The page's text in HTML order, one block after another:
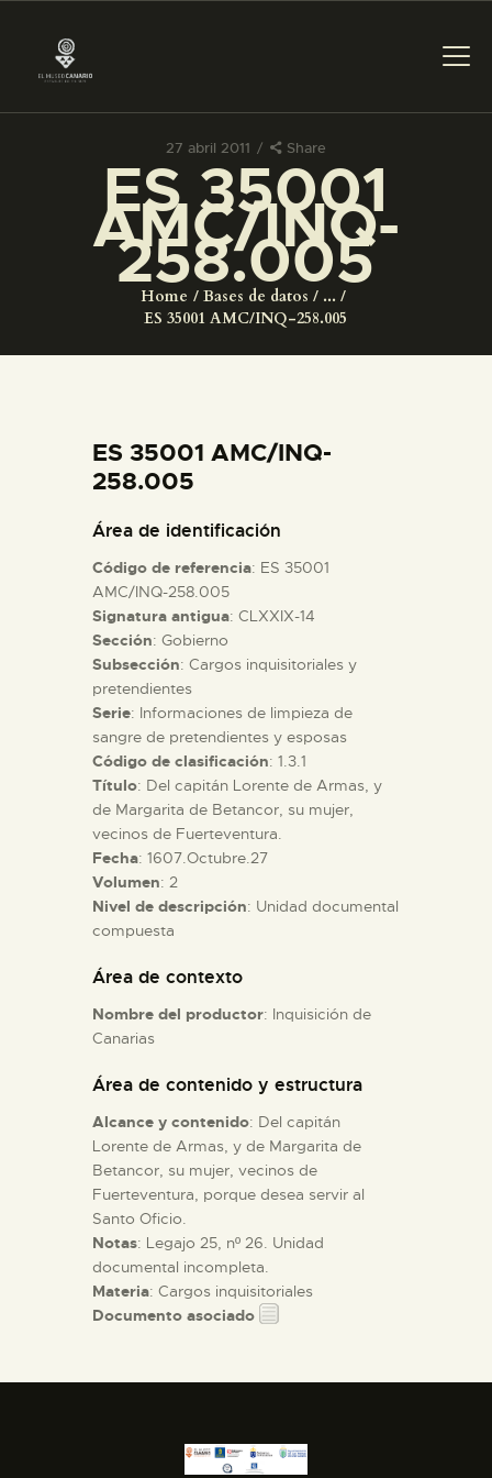
27 abril 2011 Share
ES 35001
AMC/INQ-
258.005
Home Bases de datos
...
ES 35001 AMC/INQ-258.005
PREPARAR LA VISITA
ACTIVIDADES
COLECCIONES
ESPAÑOL
PREPARAR LA VISITA
ACTIVIDADES
█
EL MUSEO
COLECCIONES
DIDÁCTICA
ESPAÑOL
ES 35001 AMC/INQ-
258.005
Área de identificación
Código de referencia: ES 35001
AMC/INQ-258.005
Signatura antigua: CLXXIX-14
Sección: Gobierno
Subsección: Cargos inquisitoriales y
pretendientes
Serie: Informaciones de limpieza de
sangre de pretendientes y esposas
Código de clasificación: 1.3.1
Título: Del capitán Lorente de Armas, y
de Margarita de Betancor, su mujer,
vecinos de Fuerteventura.
Fecha: 1607.Octubre.27
Volumen: 2
Nivel de descripción: Unidad documental
compuesta
Área de contexto
Nombre del productor: Inquisición de
Canarias
Área de contenido y estructura
Alcance y contenido: Del capitán
Lorente de Armas, y de Margarita de
Betancor, su mujer, vecinos de
Fuerteventura, porque desea servir al
Santo Oficio.
Notas: Legajo 25, nº 26. Unidad
documental incompleta.
Materia: Cargos inquisitoriales
Documento asociado